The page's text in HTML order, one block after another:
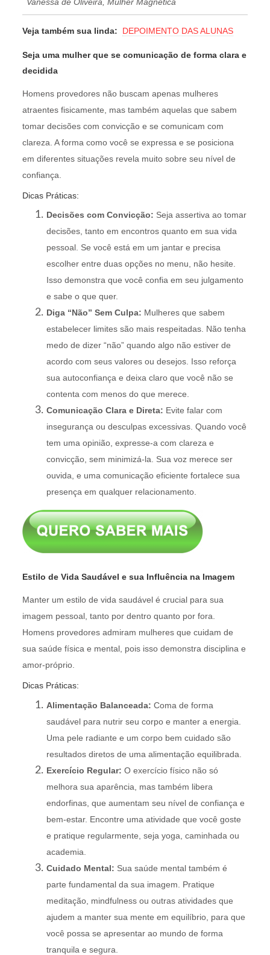
Veja também sua linda: DEPOIMENTO DAS ALUNAS
Seja uma mulher que se comunicação de forma clara e
decidida
Homens provedores não buscam apenas mulheres
atraentes fisicamente, mas também aquelas que sabem
tomar decisões com convicção e se comunicam com
clareza. A forma como você se expressa e se posiciona
em diferentes situações revela muito sobre seu nível de
confiança.
Dicas Práticas:
Decisões com Convicção: Seja assertiva ao tomar
decisões, tanto em encontros quanto em sua vida
pessoal. Se você está em um jantar e precisa
escolher entre duas opções no menu, não hesite.
Isso demonstra que você confia em seu julgamento
e sabe o que quer.
Diga “Não” Sem Culpa: Mulheres que sabem
estabelecer limites são mais respeitadas. Não tenha
medo de dizer “não” quando algo não estiver de
acordo com seus valores ou desejos. Isso reforça
sua autoconfiança e deixa claro que você não se
contenta com menos do que merece.
Comunicação Clara e Direta: Evite falar com
insegurança ou desculpas excessivas. Quando você
tem uma opinião, expresse-a com clareza e
convicção, sem minimizá-la. Sua voz merece ser
ouvida, e uma comunicação eficiente fortalece sua
presença em qualquer relacionamento.
Estilo de Vida Saudável e sua Influência na Imagem
Manter um estilo de vida saudável é crucial para sua
imagem pessoal, tanto por dentro quanto por fora.
Homens provedores admiram mulheres que cuidam de
sua saúde física e mental, pois isso demonstra disciplina e
amor-próprio.
Dicas Práticas:
Alimentação Balanceada: Coma de forma
saudável para nutrir seu corpo e manter a energia.
Uma pele radiante e um corpo bem cuidado são
resultados diretos de uma alimentação equilibrada.
Exercício Regular: O exercício físico não só
melhora sua aparência, mas também libera
endorfinas, que aumentam seu nível de confiança e
bem-estar. Encontre uma atividade que você goste
e pratique regularmente, seja yoga, caminhada ou
academia.
Cuidado Mental: Sua saúde mental também é
parte fundamental da sua imagem. Pratique
meditação, mindfulness ou outras atividades que
ajudem a manter sua mente em equilíbrio, para que
você possa se apresentar ao mundo de forma
tranquila e segura.